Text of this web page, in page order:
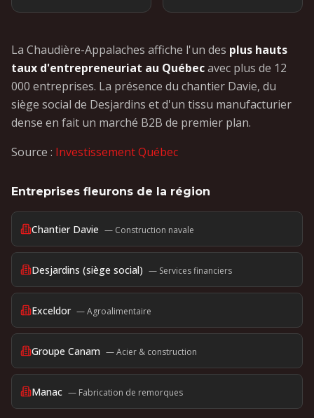
La Chaudière-Appalaches affiche l'un des plus hauts
taux d'entrepreneuriat au Québecavec plus de 12
000 entreprises. La présence du chantier Davie, du
siège social de Desjardins et d'un tissu manufacturier
dense en fait un marché B2B de premier plan.
Source : Investissement Québec
Entreprises fleurons de la région
Chantier Davie — Construction navale
Desjardins (siège social) — Services financiers
Exceldor —Agroalimentaire
Groupe Canam —Acier & construction
Manac — Fabrication de remorques